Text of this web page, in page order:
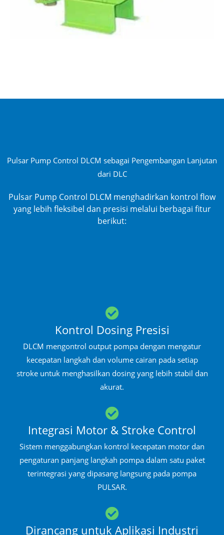
Pulsar Pump Control DLCM sebagai Pengembangan Lanjutan
dari DLC
Pulsar Pump Control DLCM menghadirkan kontrol flow
yang lebih fleksibel dan presisi melalui berbagai fitur
berikut:
Kontrol Dosing Presisi
DLCM mengontrol output pompa dengan mengatur
kecepatan langkah dan volume cairan pada setiap
stroke untuk menghasilkan dosing yang lebih stabil dan
akurat.
Integrasi Motor & Stroke Control
Sistem menggabungkan kontrol kecepatan motor dan
pengaturan panjang langkah pompa dalam satu paket
terintegrasi yang dipasang langsung pada pompa
PULSAR.
Dirancang untuk Aplikasi Industri